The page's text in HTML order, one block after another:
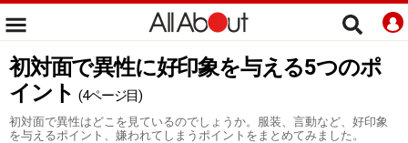
初対面で異性に好印象を与える5つのポ
イント (4ページ目)
初対面で異性はどこを見ているのでしょうか。服装、言動など、好印象
を与えるポイント、嫌われてしまうポイントをまとめてみました。